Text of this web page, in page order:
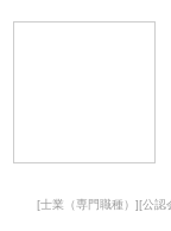
[士業（専門職種）][公認